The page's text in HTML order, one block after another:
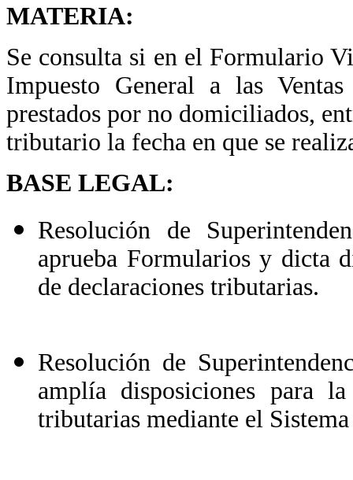
MATERIA:
Se consulta si en el Formulario
Impuesto General a las
prestados por no domiciliados,
tributario la fecha en que se
BASE LEGAL:
Resolución de
aprueba Formularios y dicta
de declaraciones tributarias.
Resolución de
amplía disposiciones para
tributarias mediante el